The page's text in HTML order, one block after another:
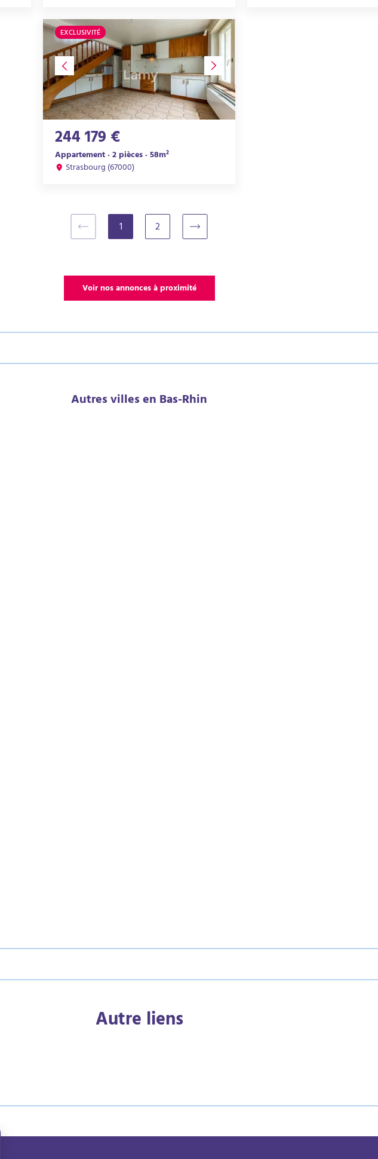
EXCLUSIVITÉ
244 179 €
Appartement · 2 pièces · 58m²
Strasbourg (67000)
1(current)2
Voir nos annonces à proximité
Autres villes en Bas-Rhin
Autre liens